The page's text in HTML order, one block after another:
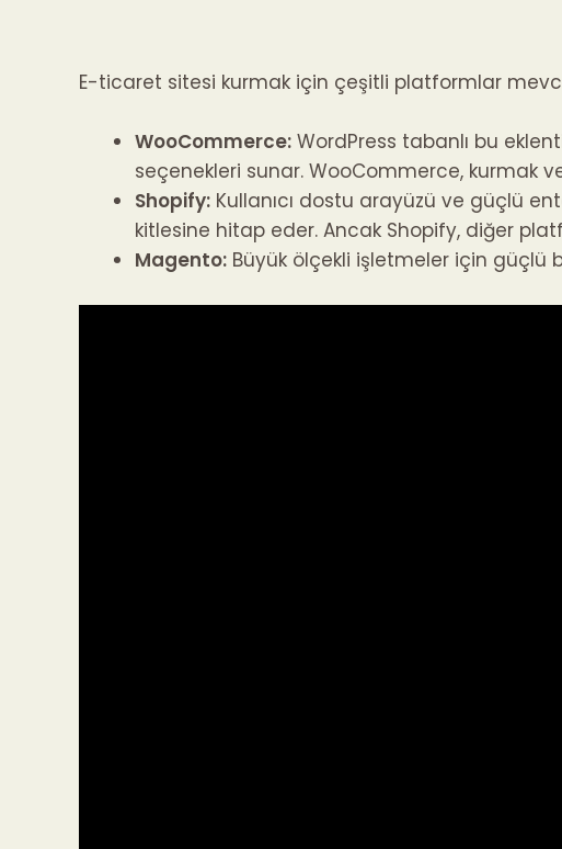
E-ticaret sitesi kurmak için çeşitli platformlar
WooCommerce: WordPress tabanlı bu
seçenekleri sunar. WooCommerce, kurmak
Shopify: Kullanıcı dostu arayüzü ve güçlü
kitlesine hitap eder. Ancak Shopify, diğer
Magento: Büyük ölçekli işletmeler için güçlü